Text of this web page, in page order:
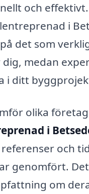
och
i
det som
medan
i ditt
olika
i
och
genomfört.
om